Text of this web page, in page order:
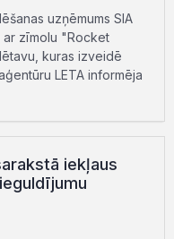
uzņēmums SIA
zīmolu "Rocket
kuras izveidē
LETA informēja
iekļaus